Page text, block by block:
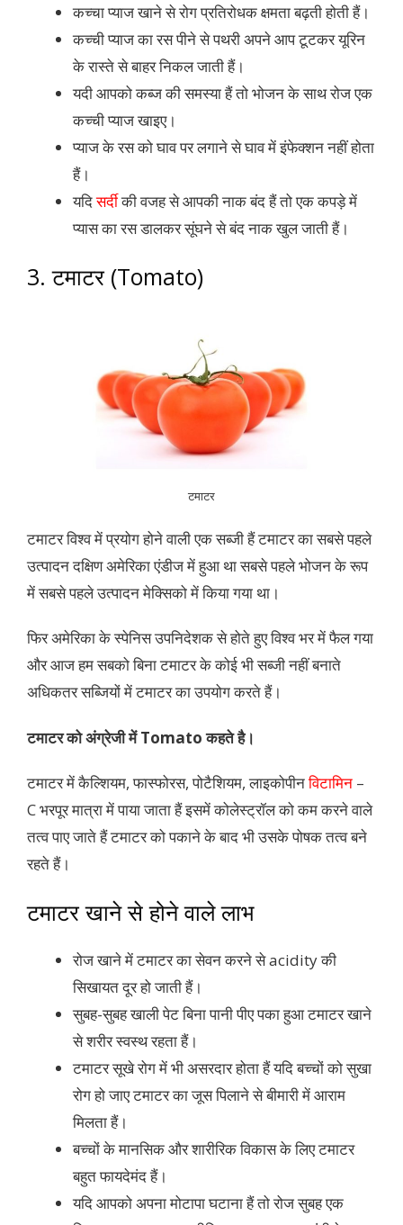
कच्चा प्याज खाने से रोग प्रतिरोधक क्षमता बढ़ती होती हैं।
कच्ची प्याज का रस पीने से पथरी अपने आप टूटकर यूरिन
के रास्ते से बाहर निकल जाती हैं।
यदी आपको कब्ज की समस्या हैं तो भोजन के साथ रोज एक
कच्ची प्याज खाइए।
प्याज के रस को घाव पर लगाने से घाव में इंफेक्शन नहीं होता
हैं।
यदिसर्दीकी वजह से आपकी नाक बंद हैं तो एक कपड़े में
प्यास का रस डालकर सूंघने से बंद नाक खुल जाती हैं।
3. टमाटर (Tomato)
टमाटर
टमाटर विश्व में प्रयोग होने वाली एक सब्जी हैं टमाटर का सबसे पहले
उत्पादन दक्षिण अमेरिका एंडीज में हुआ था सबसे पहले भोजन के रूप
में सबसे पहले उत्पादन मेक्सिको में किया गया था।
फिर अमेरिका के स्पेनिस उपनिदेशक से होते हुए विश्व भर में फैल गया
और आज हम सबको बिना टमाटर के कोई भी सब्जी नहीं बनाते
अधिकतर सब्जियों में टमाटर का उपयोग करते हैं।
टमाटर को अंग्रेजी में Tomato कहते है।
टमाटर में कैल्शियम, फास्फोरस, पोटैशियम, लाइकोपीनविटामिन –
C भरपूर मात्रा में पाया जाता हैं इसमें कोलेस्ट्रॉल को कम करने वाले
तत्व पाए जाते हैं टमाटर को पकाने के बाद भी उसके पोषक तत्व बने
रहते हैं।
टमाटर खाने से होने वाले लाभ
रोज खाने में टमाटर का सेवन करने से acidity की
सिखायत दूर हो जाती हैं।
सुबह-सुबह खाली पेट बिना पानी पीए पका हुआ टमाटर खाने
से शरीर स्वस्थ रहता हैं।
टमाटर सूखे रोग में भी असरदार होता हैं यदि बच्चों को सुखा
रोग हो जाए टमाटर का जूस पिलाने से बीमारी में आराम
मिलता हैं।
बच्चों के मानसिक और शारीरिक विकास के लिए टमाटर
बहुत फायदेमंद हैं।
यदि आपको अपना मोटापा घटाना हैं तो रोज सुबह एक